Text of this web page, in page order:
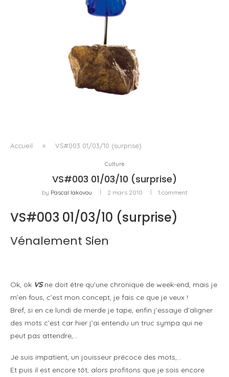
Accueil » VS#003 01/03/10 (surprise)
Culture
VS#003 01/03/10 (surprise)
by Pascal Iakovou 2 mars 2010 1 comment
VS#003 01/03/10 (surprise)
Vénalement Sien
Ok, ok VSne doit être qu’une chronique de week-end, mais je
m’en fous, c’est mon concept, je fais ce que je veux !
Bref, si en ce lundi de merde je tape, enfin j’essaye d’aligner
des mots c’est car hier j’ai entendu un truc sympa qui ne
peut pas attendre,…
Je suis impatient, un jouisseur précoce des mots,…
Et puis il est encore tôt, alors profitons que je sois encore